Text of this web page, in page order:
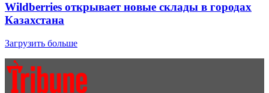
Wildberries открывает новые склады в городах
Казахстана
Загрузить больше